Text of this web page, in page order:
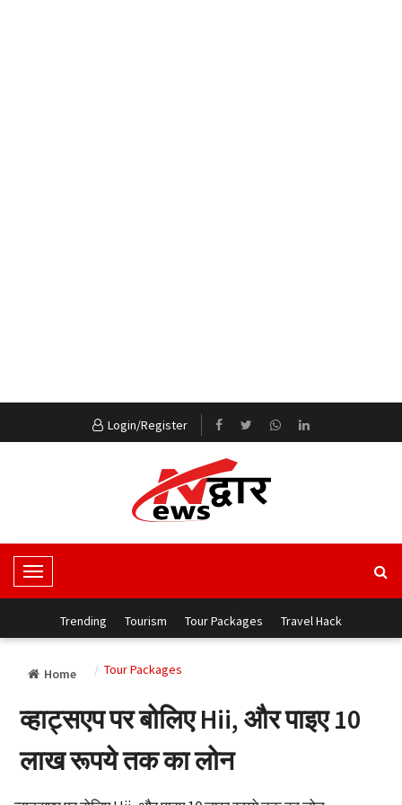
Login/Register
T
o
g
e
a
i
Trending Tourism Tour Packages Travel Hack
Home Tour Packages
व्हाट्सएप पर बोलिए Hii, और पाइए 10
लाख रूपये तक का लोन